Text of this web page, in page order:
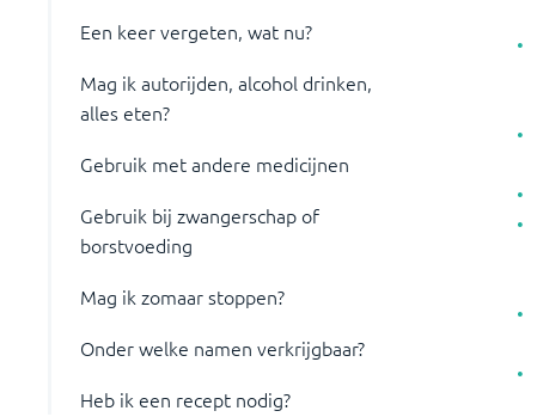
Een keer vergeten, wat nu?
Mag ik autorijden, alcohol drinken,
alles eten?
Gebruik met andere medicijnen
Gebruik bij zwangerschap of
borstvoeding
Mag ik zomaar stoppen?
Onder welke namen verkrijgbaar?
Heb ik een recept nodig?